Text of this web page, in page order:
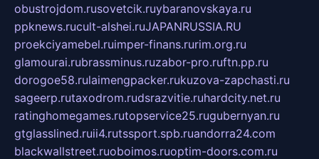
obustrojdom.rusovetcik.ruybaranovskaya.ru
ppknews.rucult-alshei.ruJAPANRUSSIA.RU
proekciyamebel.ruimper-finans.rurim.org.ru
glamourai.rubrassminus.ruzabor-pro.ruftn.pp.ru
dorogoe58.rulaimengpacker.rukuzova-zapchasti.ru
sageerp.rutaxodrom.rudsrazvitie.ruhardcity.net.ru
ratinghomegames.rutopservice25.rugubernyan.ru
gtglasslined.ruii4.rutssport.spb.ruandorra24.com
blackwallstreet.ruoboimos.ruoptim-doors.com.ru